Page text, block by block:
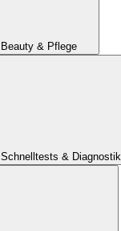
Beauty & Pflege
Schnelltests & Diagnostik